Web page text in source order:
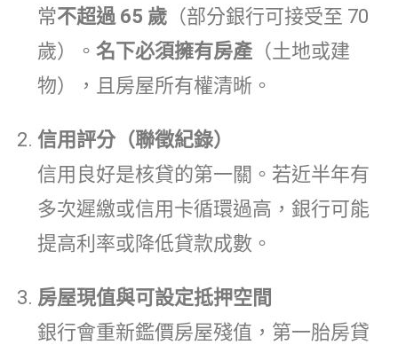
常不超過 65 歲 （部分銀行可接受至 70
歲）。 名下必須擁有房產 （土地或建
物），且房屋所有權清晰。
信用評分（聯徵紀錄）
信用良好是核貸的第一關。若近半年有
多次遲繳或信用卡循環過高，銀行可能
提高利率或降低貸款成數。
房屋現值與可設定抵押空間
銀行會重新鑑價房屋殘值，第一胎房貸